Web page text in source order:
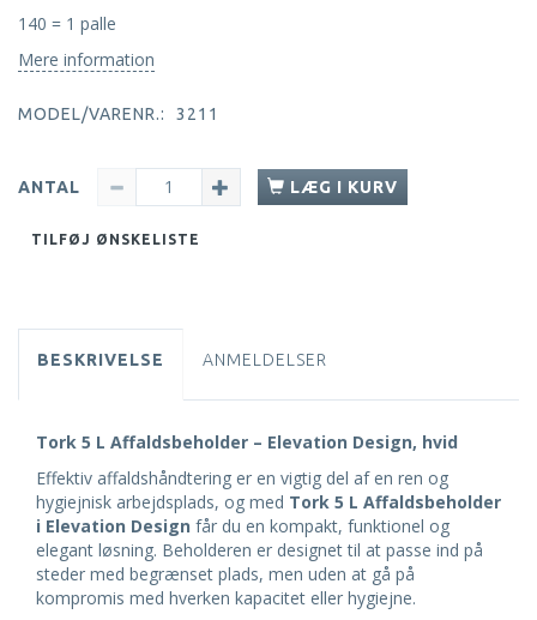
140 = 1 palle
Mere information
MODEL/VARENR.: 3211
ANTAL LÆG I KURV
TILFØJ ØNSKELISTE
BESKRIVELSE ANMELDELSER
Tork 5 L Affaldsbeholder – Elevation Design, hvid
Effektiv affaldshåndtering er en vigtig del af en ren og
hygiejnisk arbejdsplads, og med Tork 5 L Affaldsbeholder
i Elevation Design får du en kompakt, funktionel og
elegant løsning. Beholderen er designet til at passe ind på
steder med begrænset plads, men uden at gå på
kompromis med hverken kapacitet eller hygiejne.